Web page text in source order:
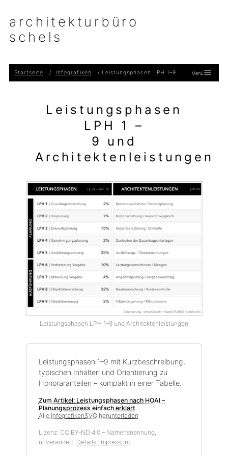
architekturbüro
schels
Startseite Infografiken Leistungsphasen LPH 1–9 Menü
Leistungsphasen
LPH 1 –
9 und
Architektenleistungen
Leistungsphasen LPH 1–9 und Architektenleistungen
Leistungsphasen 1–9 mit Kurzbeschreibung,
typischen Inhalten und Orientierung zu
Honoraranteilen – kompakt in einer Tabelle.
Zum Artikel: Leistungsphasen nach HOAI –
Planungsprozess einfach erklärt
Alle InfografikenSVG herunterladen
Lizenz: CC BY-ND 4.0 – Namensnennung,
unverändert. Details: Impressum.